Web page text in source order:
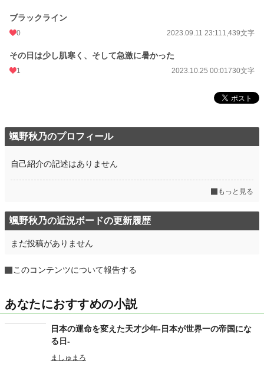
ブラックライン
0 2023.09.11 23:111,439文字
その日は少し肌寒く、そして急激に暑かった
1 2023.10.25 00:01730文字
颯野秋乃のプロフィール
自己紹介の記述はありません
もっと見る
颯野秋乃の近況ボードの更新履歴
まだ投稿がありません
このコンテンツについて報告する
あなたにおすすめの小説
日本の運命を変えた天才少年-日本が世界一の帝国にな
る日-
ましゅまろ